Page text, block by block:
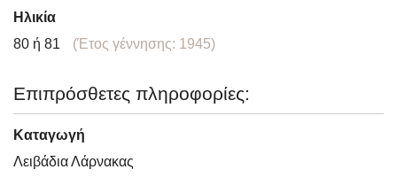
Ηλικία
80 ή 81
(Έτος γέννησης: 1945)
Επιπρόσθετες πληροφορίες:
Καταγωγή
Λειβάδια Λάρνακας